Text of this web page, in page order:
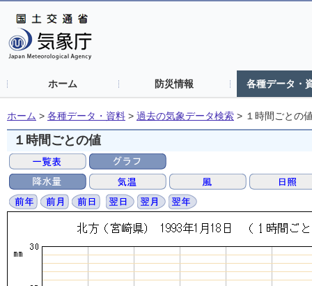
ホーム 防災情報 各種データ・
ホーム > 各種データ・資料 > 過去の気象データ検索 > １時間ごとの
１時間ごとの値